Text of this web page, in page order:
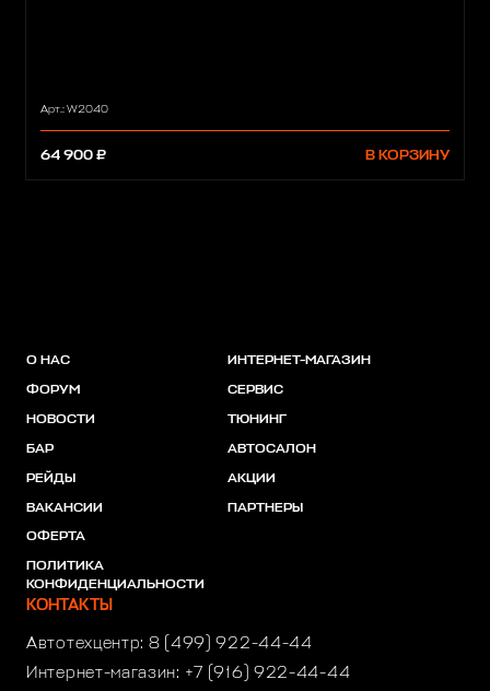
Арт.: W2040
64 900 ₽ В КОРЗИНУ
О НАС
ФОРУМ
НОВОСТИ
БАР
РЕЙДЫ
ВАКАНСИИ
ОФЕРТА
ПОЛИТИКА
КОНФИДЕНЦИАЛЬНОСТИ
ИНТЕРНЕТ-МАГАЗИН
СЕРВИС
ТЮНИНГ
АВТОСАЛОН
АКЦИИ
ПАРТНЕРЫ
КОНТАКТЫ
Автотехцентр: 8 (499) 922-44-44
Интернет-магазин: +7 (916) 922-44-44